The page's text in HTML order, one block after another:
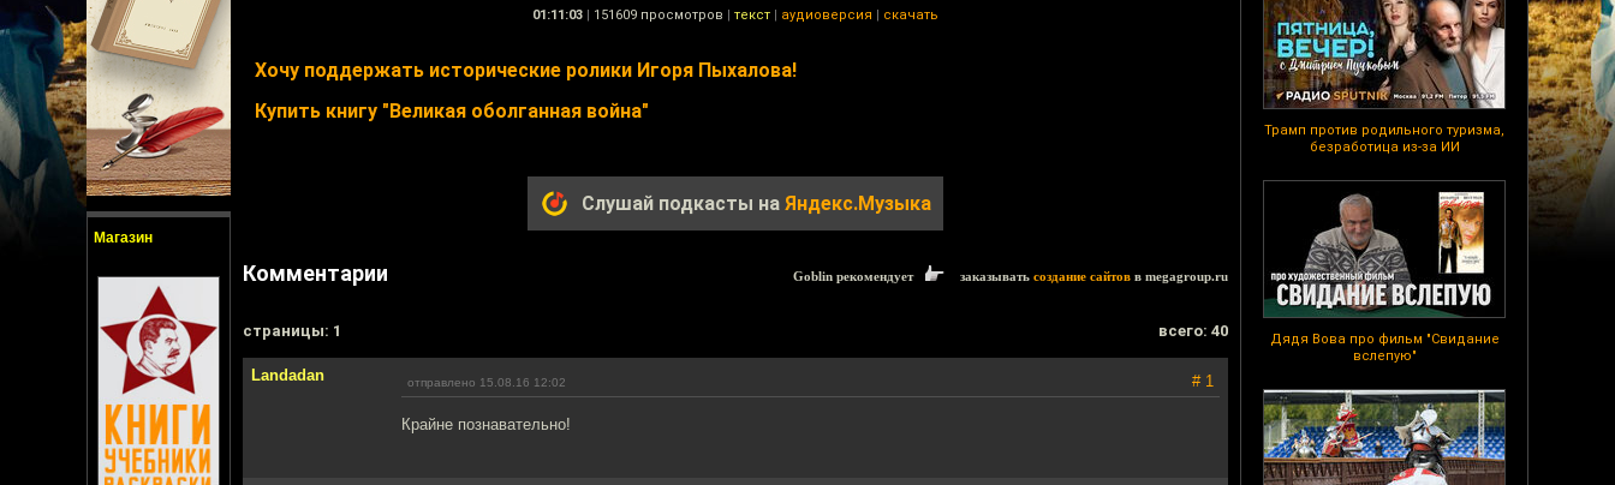
Магазин
Трамп против родильного туризма,
безработица из-за ИИ
Дядя Вова про фильм "Свидание
вслепую"
01:11:03 | 151609 просмотров | текст | аудиоверсия | скачать
Хочу поддержать исторические ролики Игоря Пыхалова!
Купить книгу "Великая оболганная война"
Слушай подкасты на Яндекс.Музыка
Комментарии Goblin рекомендует заказывать создание сайтов в megagroup.ru
cтраницы: 1 всего: 40
Landadan отправлено 15.08.16 12:02 # 1
Крайне познавательно!